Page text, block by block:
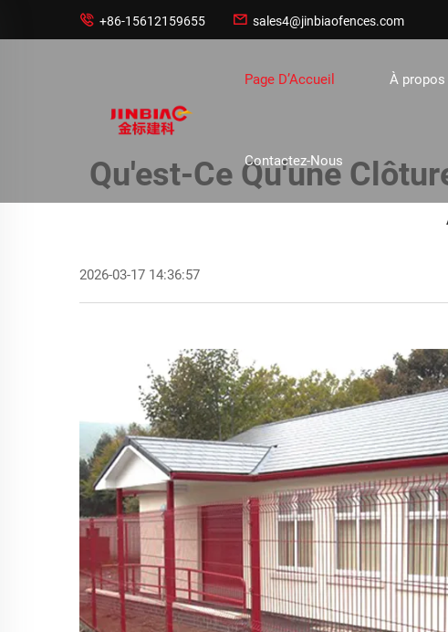
 +86-15612159655  sales4@jinbiaofences.com
Page D’Accueil À propos
Contactez-Nous
Qu'est-Ce Qu'une
2026-03-17 14:36:57